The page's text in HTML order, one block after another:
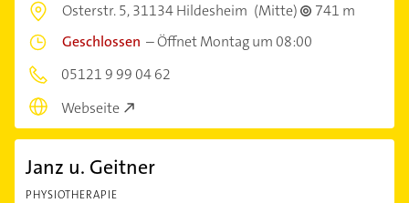
Osterstr. 5,31134 Hildesheim (Mitte)
741 m
Geschlossen –Öffnet Montag um 08:00
05121 9 99 04 62
Webseite
Janz u. Geitner
PHYSIOTHERAPIE